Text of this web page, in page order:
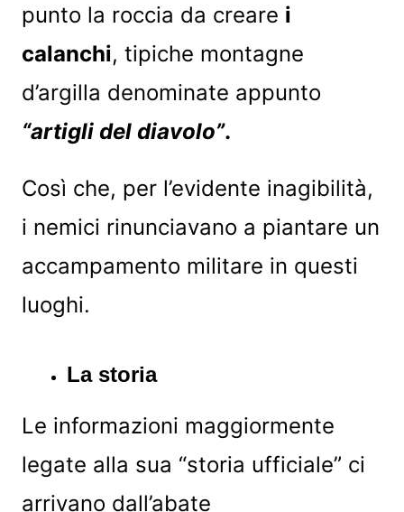
punto la roccia da creare i
calanchi, tipiche montagne
d’argilla denominate appunto
“artigli del diavolo”.
Così che, per l’evidente inagibilità,
i nemici rinunciavano a piantare un
accampamento militare in questi
luoghi.
La storia
Le informazioni maggiormente
legate alla sua “storia ufficiale” ci
arrivano dall’abate